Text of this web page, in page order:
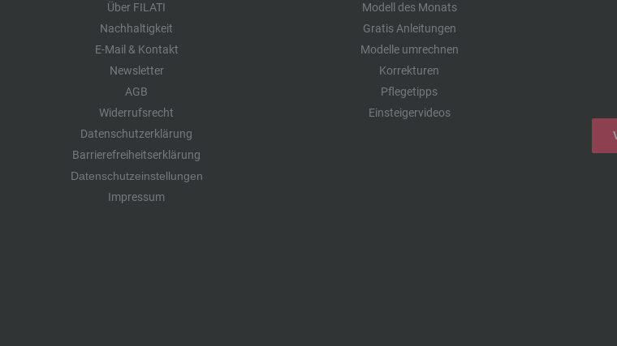
Über FILATI
Nachhaltigkeit
E-Mail & Kontakt
Newsletter
AGB
Widerrufsrecht
Datenschutzerklärung
Barrierefreiheitserklärung
Datenschutzeinstellungen
Impressum
Modell des Monats
Gratis Anleitungen
Modelle umrechnen
Korrekturen
Pflegetipps
Einsteigervideos